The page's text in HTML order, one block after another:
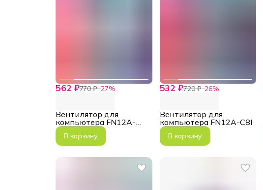
562 ₽770 ₽−27%
Вентилятор для
компьютера FN12A-
C8I-W белый
В корзину
532 ₽720 ₽−26%
Вентилятор для
компьютера FN12A-C8I
В корзину